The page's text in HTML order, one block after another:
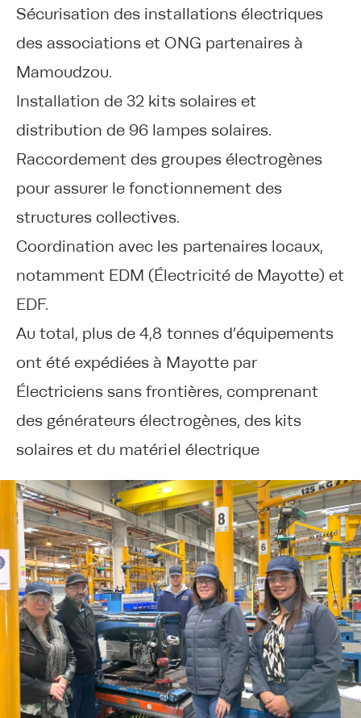
Sécurisation des installations électriques
des associations et ONG partenaires à
Mamoudzou.
Installation de 32 kits solaires et
distribution de 96 lampes solaires.
Raccordement des groupes électrogènes
pour assurer le fonctionnement des
structures collectives.
Coordination avec les partenaires locaux,
notamment EDM (Électricité de Mayotte) et
EDF.
Au total, plus de 4,8 tonnes d’équipements
ont été expédiées à Mayotte par
Électriciens sans frontières, comprenant
des générateurs électrogènes, des kits
solaires et du matériel électrique